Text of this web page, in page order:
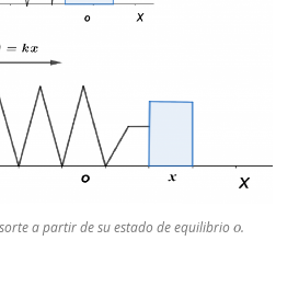
a partir de su estado de equilibrio .